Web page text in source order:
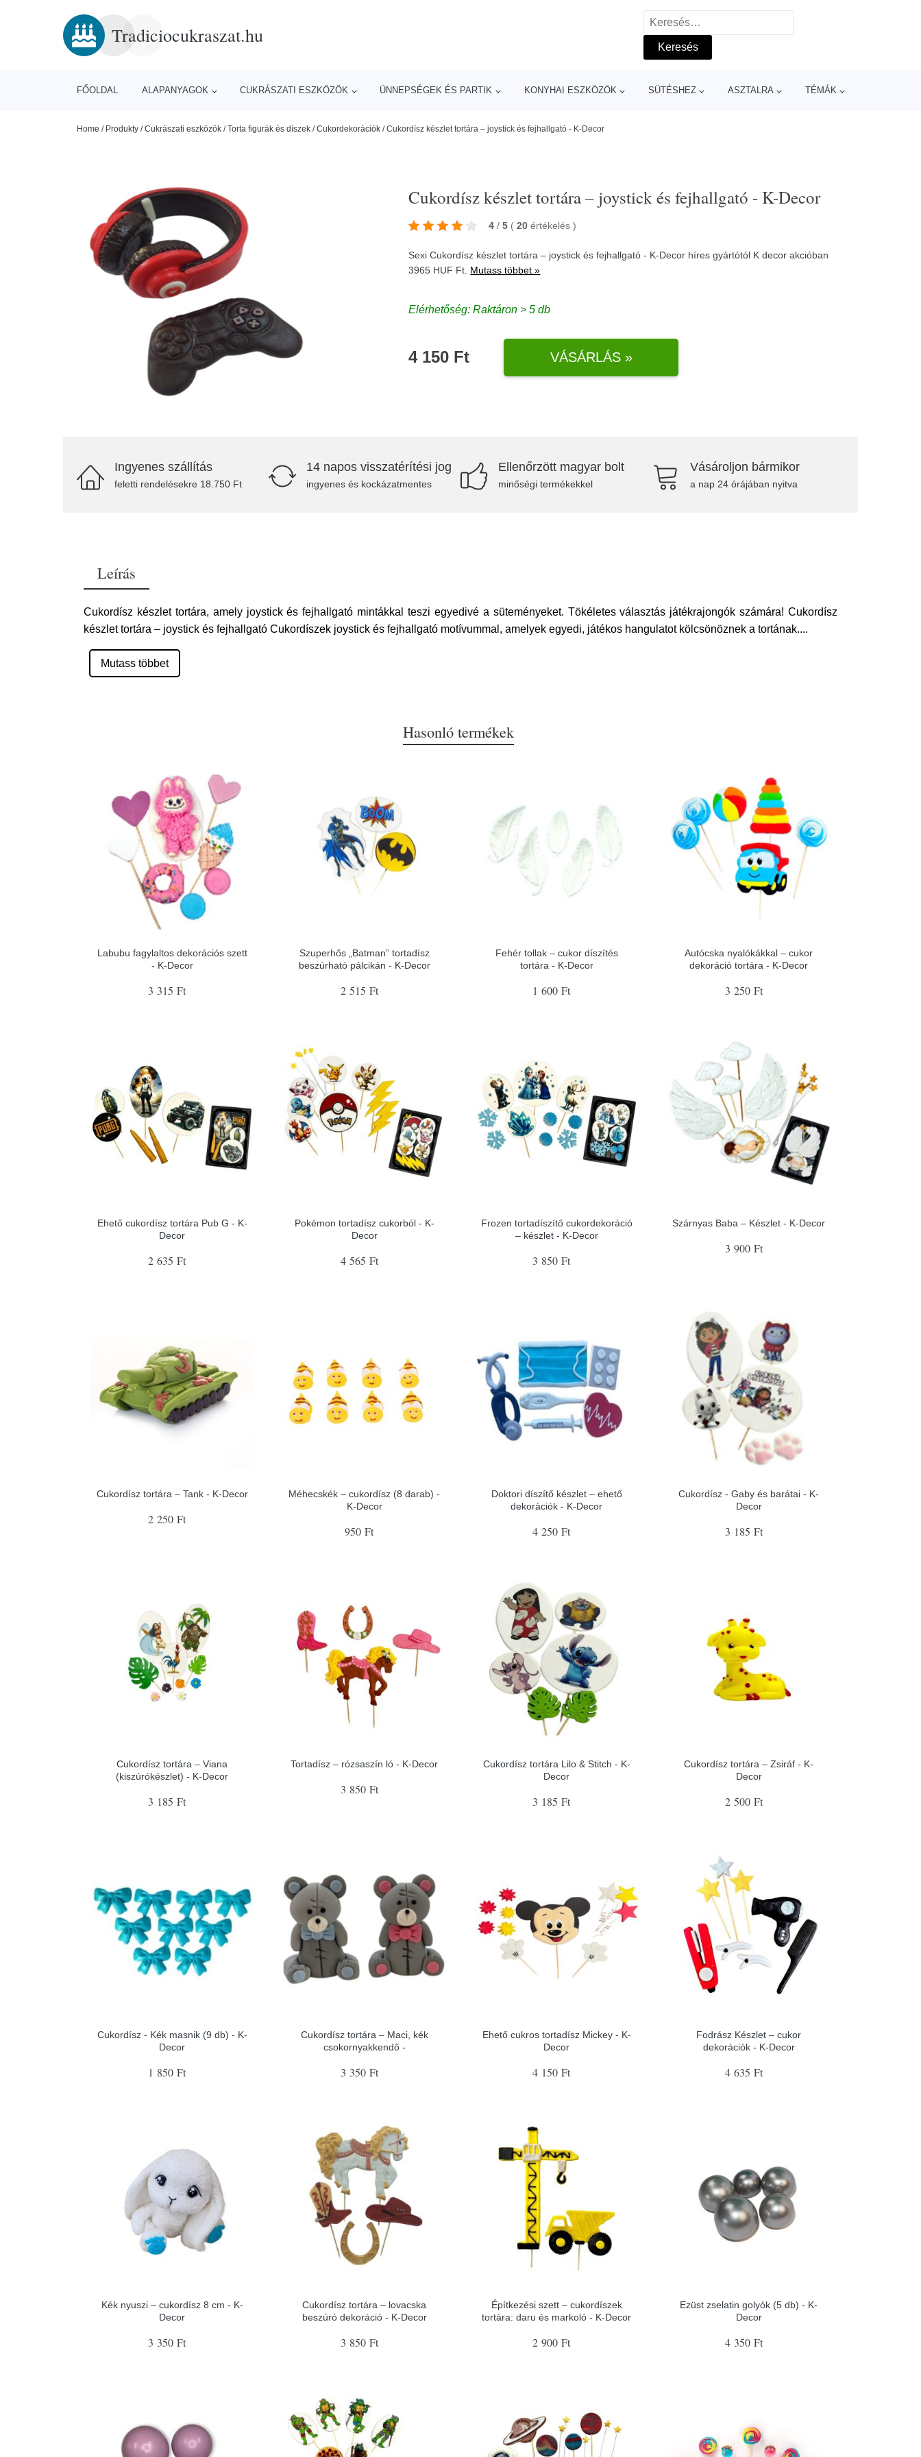
Tradiciocukraszat.hu
Keresés:
FŐOLDAL ALAPANYAGOK CUKRÁSZATI ESZKÖZÖK ÜNNEPSÉGEK ÉS PARTIK KONYHAI ESZKÖZÖK SÜTÉSHEZ ASZTALRA TÉMÁK
Home / Produkty /Cukrászati eszközök /Torta figurák és díszek /Cukordekorációk /Cukordísz készlet tortára – joystick és fejhallgató - K-Decor
Cukordísz készlet tortára – joystick és fejhallgató - K-Decor
4 / 5 ( 20 értékelés)
Sexi Cukordísz készlet tortára – joystick és fejhallgató - K-Decor híres gyártótól K decor akcióban
3965 HUF Ft. Mutass többet »
Elérhetőség: Raktáron > 5 db
4 150 Ft VÁSÁRLÁS »
Ingyenes szállítás
feletti rendelésekre 18.750 Ft
14 napos visszatérítési jog
ingyenes és kockázatmentes
Ellenőrzött magyar bolt
minőségi termékekkel
Vásároljon bármikor
a nap 24 órájában nyitva
Leírás
Cukordísz készlet tortára, amely joystick és fejhallgató mintákkal teszi egyedivé a süteményeket. Tökéletes választás játékrajongók számára! Cukordísz
készlet tortára – joystick és fejhallgató Cukordíszek joystick és fejhallgató motívummal, amelyek egyedi, játékos hangulatot kölcsönöznek a tortának....
Mutass többet
Hasonló termékek
Labubu fagylaltos dekorációs szett
- K-Decor
3 315 Ft
Szuperhős „Batman” tortadísz
beszúrható pálcikán - K-Decor
2 515 Ft
Fehér tollak – cukor díszítés
tortára - K-Decor
1 600 Ft
Autócska nyalókákkal – cukor
dekoráció tortára - K-Decor
3 250 Ft
Ehető cukordísz tortára Pub G - K-
Decor
2 635 Ft
Pokémon tortadísz cukorból - K-
Decor
4 565 Ft
Frozen tortadíszítő cukordekoráció
– készlet - K-Decor
3 850 Ft
Szárnyas Baba – Készlet - K-Decor
3 900 Ft
Cukordísz tortára – Tank - K-Decor
2 250 Ft
Méhecskék – cukordísz (8 darab) -
K-Decor
950 Ft
Doktori díszítő készlet – ehető
dekorációk - K-Decor
4 250 Ft
Cukordísz - Gaby és barátai - K-
Decor
3 185 Ft
Cukordísz tortára – Viana
(kiszúrókészlet) - K-Decor
3 185 Ft
Tortadísz – rózsaszín ló - K-Decor
3 850 Ft
Cukordísz tortára Lilo & Stitch - K-
Decor
3 185 Ft
Cukordísz tortára – Zsiráf - K-
Decor
2 500 Ft
Cukordísz - Kék masnik (9 db) - K-
Decor
1 850 Ft
Cukordísz tortára – Maci, kék
csokornyakkendő -
3 350 Ft
Ehető cukros tortadísz Mickey - K-
Decor
4 150 Ft
Fodrász Készlet – cukor
dekorációk - K-Decor
4 635 Ft
Kék nyuszi – cukordísz 8 cm - K-
Decor
3 350 Ft
Cukordísz tortára – lovacska
beszúró dekoráció - K-Decor
3 850 Ft
Építkezési szett – cukordíszek
tortára: daru és markoló - K-Decor
2 900 Ft
Ezüst zselatin golyók (5 db) - K-
Decor
4 350 Ft